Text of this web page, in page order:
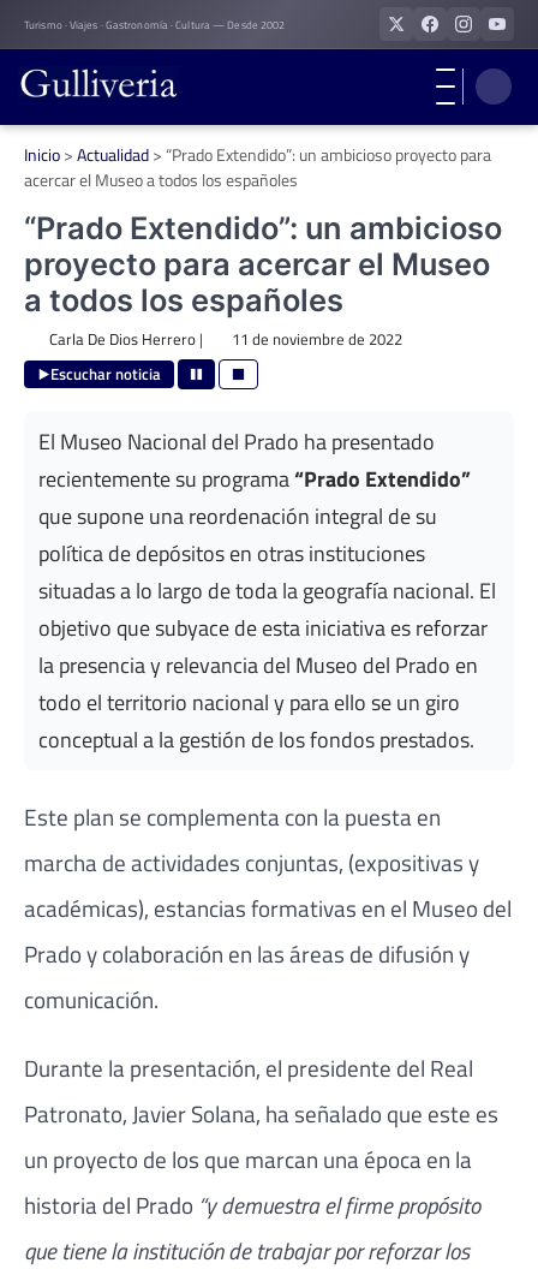
Skip
to
content
Turismo · Viajes · Gastronomía · Cultura — Desde 2002
Inicio>Actualidad> “Prado Extendido”: un ambicioso proyecto para
acercar el Museo a todos los españoles
“Prado Extendido”: un ambicioso
proyecto para acercar el Museo
a todos los españoles
Carla De Dios Herrero| 11 de noviembre de 2022
Escuchar noticia
El Museo Nacional del Prado ha presentado
recientemente su programa“Prado Extendido”
que supone una reordenación integral de su
política de depósitos en otras instituciones
situadas a lo largo de toda la geografía nacional. El
objetivo que subyace de esta iniciativa es reforzar
la presencia y relevancia del Museo del Prado en
todo el territorio nacional y para ello se un giro
conceptual a la gestión de los fondos prestados.
Este plan se complementa con la puesta en
marcha de actividades conjuntas, (expositivas y
académicas), estancias formativas en el Museo del
Prado y colaboración en las áreas de difusión y
comunicación.
Durante la presentación, el presidente del Real
Patronato, Javier Solana, ha señalado que este es
un proyecto de los que marcan una época en la
historia del Prado “y demuestra el firme propósito
que tiene la institución de trabajar por reforzar los